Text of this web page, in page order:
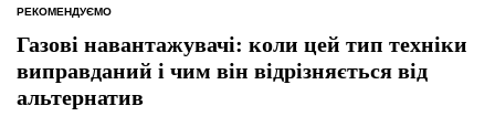
ОПУБЛІКУВАТИ
РЕКОМЕНДУЄМО
Газові навантажувачі: коли цей тип техніки
виправданий і чим він відрізняється від
альтернатив